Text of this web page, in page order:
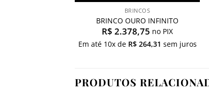
BRINCOS
BRINCO OURO INFINITO
R$ 2.378,75 no PIX
Em até 10x de R$264,31 sem juros
PRODUTOS